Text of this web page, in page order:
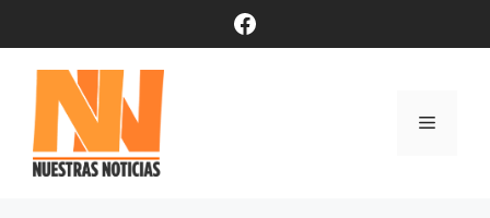
contenido
Facebook
Menú